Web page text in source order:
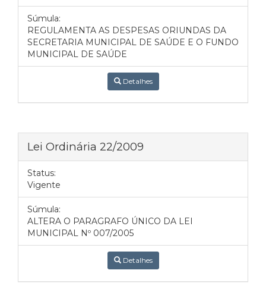
Súmula:
REGULAMENTA AS DESPESAS ORIUNDAS DA
SECRETARIA MUNICIPAL DE SAÚDE E O FUNDO
MUNICIPAL DE SAÚDE
Detalhes
Lei Ordinária 22/2009
Status:
Vigente
Súmula:
ALTERA O PARAGRAFO ÚNICO DA LEI
MUNICIPAL Nº 007/2005
Detalhes